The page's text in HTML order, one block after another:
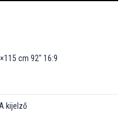
cm 92″ 16:9
kijelző